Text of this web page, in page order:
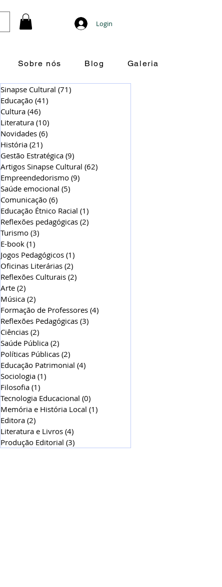
Login
Sobre nós Blog Galeria
Sinapse Cultural (71)
Educação (41)
Cultura (46)
Literatura (10)
Novidades (6)
História (21)
Gestão Estratégica (9)
Artigos Sinapse Cultural (62)
Empreendedorismo (9)
Saúde emocional (5)
Comunicação (6)
Educação Étnico Racial (1)
Reflexões pedagógicas (2)
Turismo (3)
E-book (1)
Jogos Pedagógicos (1)
Oficinas Literárias (2)
Reflexões Culturais (2)
Arte (2)
Música (2)
Formação de Professores (4)
Reflexões Pedagógicas (3)
Ciências (2)
Saúde Pública (2)
Políticas Públicas (2)
Educação Patrimonial (4)
Sociologia (1)
Filosofia (1)
Tecnologia Educacional (0)
Memória e História Local (1)
Editora (2)
Literatura e Livros (4)
Produção Editorial (3)